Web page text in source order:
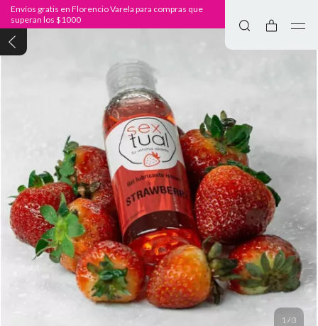
Envíos gratis en Florencio Varela para compras que
superan los $1000
1/3